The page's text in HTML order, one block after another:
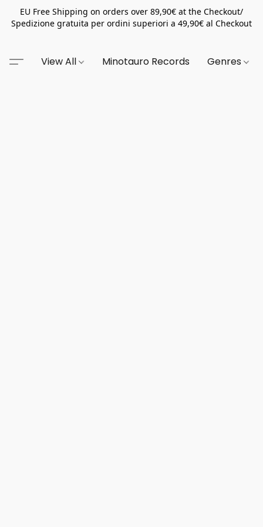
EU Free Shipping on orders over 89,90€ at the Checkout/
Spedizione gratuita per ordini superiori a 49,90€ al Checkout
View All Minotauro Records Genres